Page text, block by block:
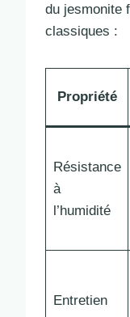
du jesmonite
classiques :
Propriété
Résistance
à
l’humidité
Entretien